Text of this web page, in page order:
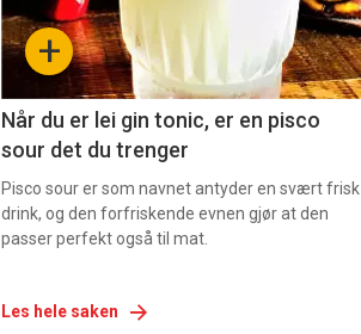
+
Når du er lei gin tonic, er en pisco
sour det du trenger
Pisco sour er som navnet antyder en svært frisk
drink, og den forfriskende evnen gjør at den
passer perfekt også til mat.
Les hele saken